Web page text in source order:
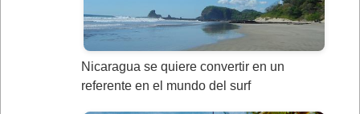
Nicaragua se quiere convertir en un
referente en el mundo del surf